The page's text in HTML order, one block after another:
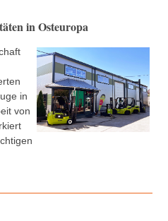
in Osteuropa
in
von